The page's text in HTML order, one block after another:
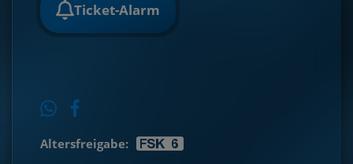
Ticket-Alarm
Altersfreigabe: